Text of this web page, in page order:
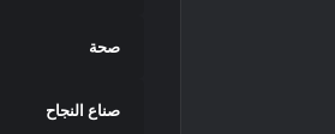
صحة
صناع النجاح